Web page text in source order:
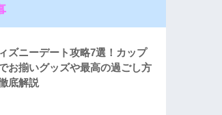
ズニーデート攻略7選！カップ
お揃いグッズや最高の過ごし方
底解説